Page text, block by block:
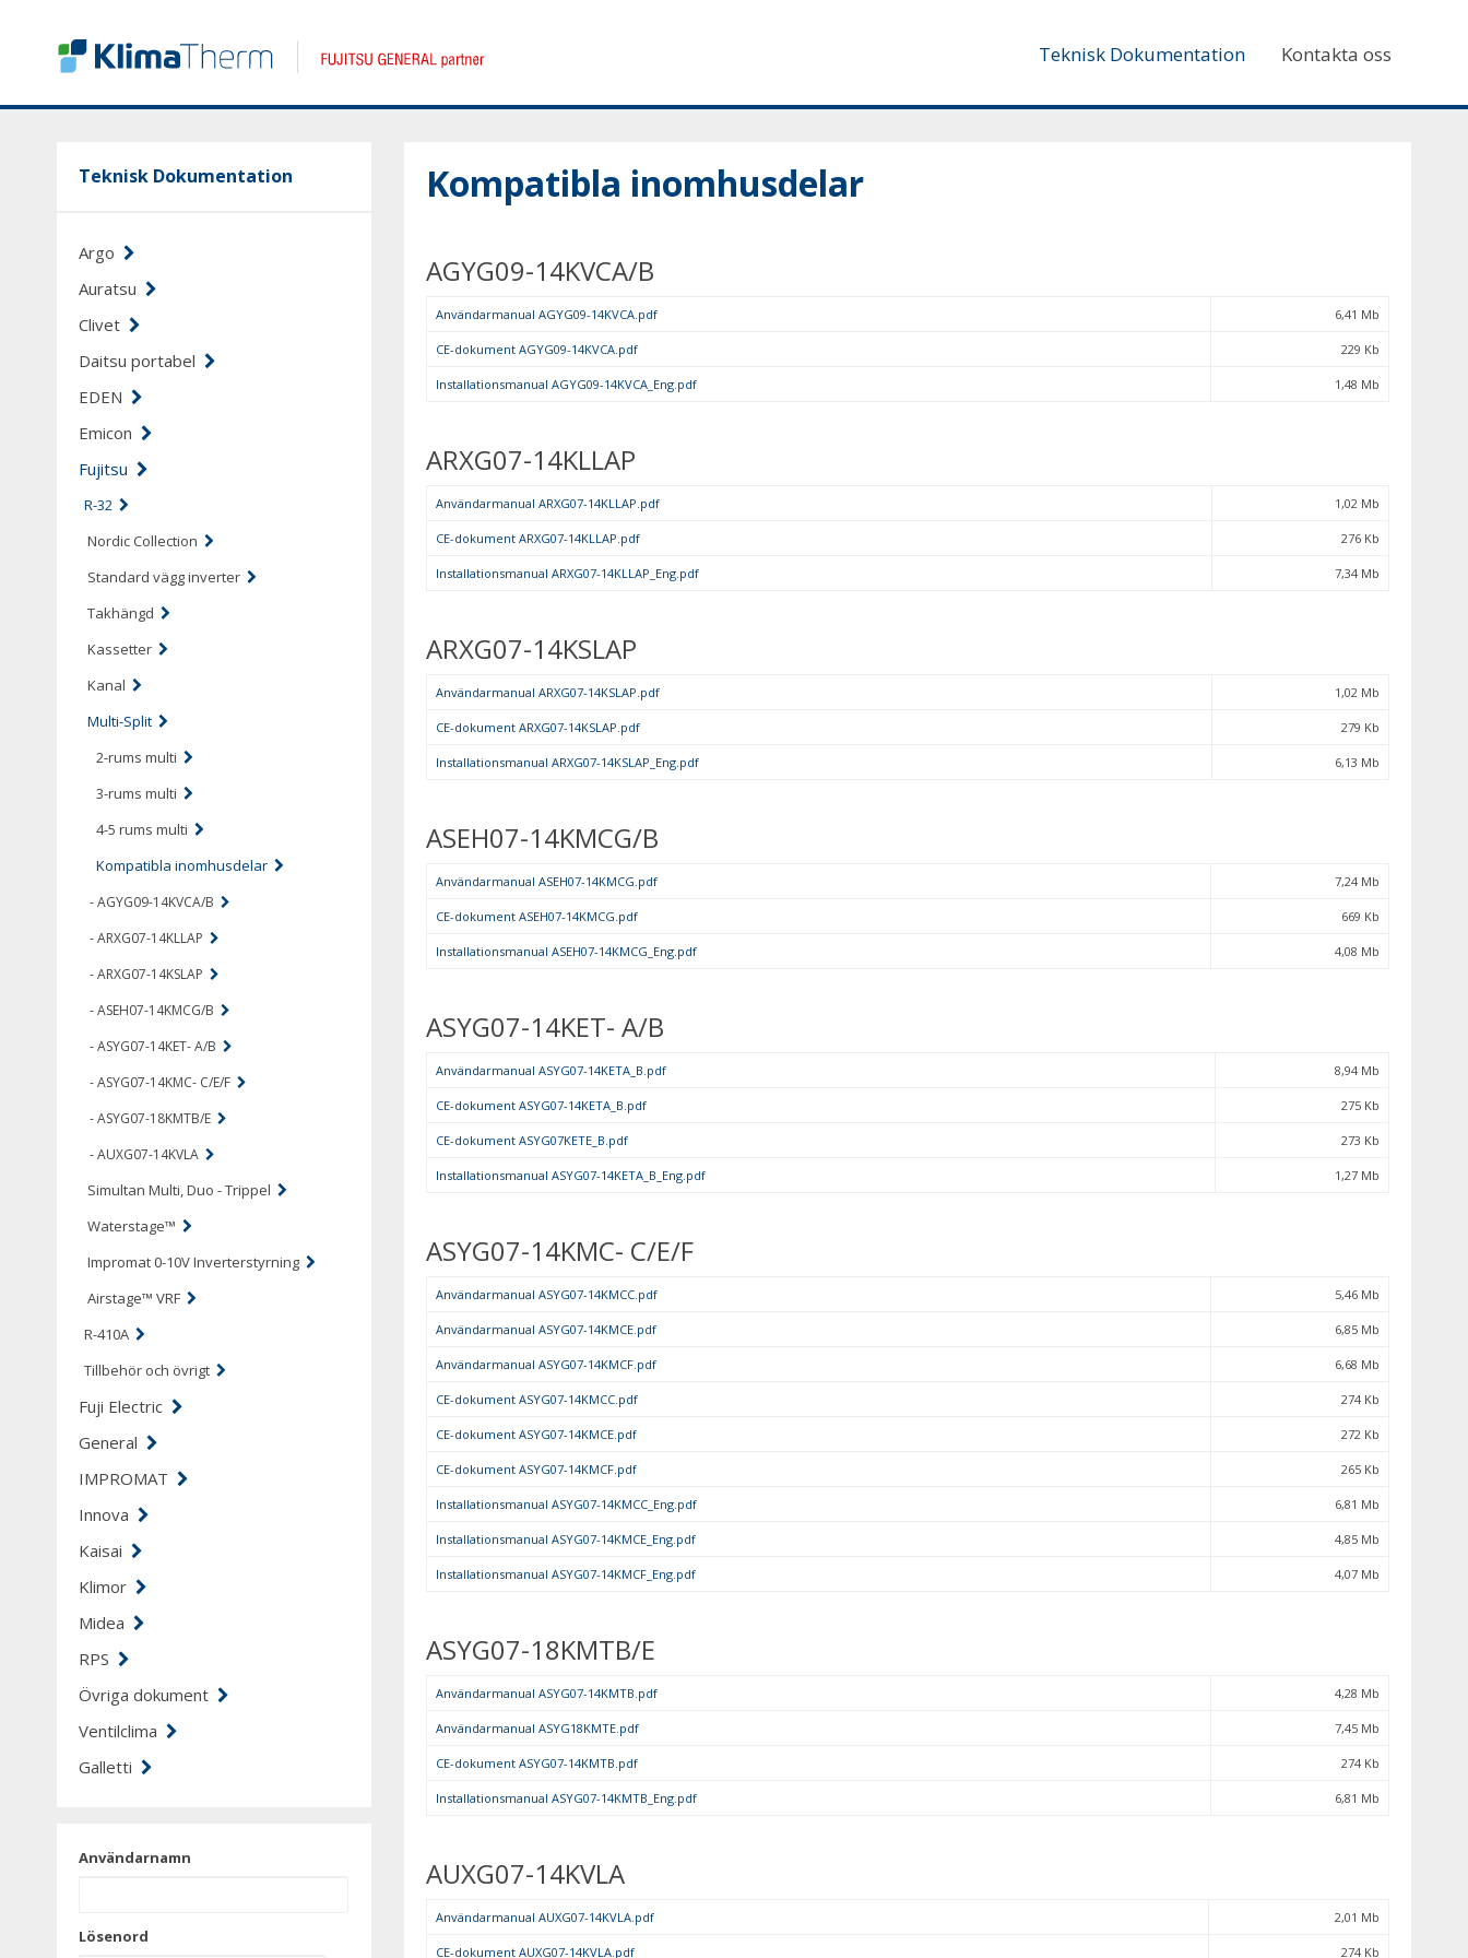
Teknisk Dokumentation Kontakta oss
Teknisk Dokumentation
Argo
Auratsu
Clivet
Daitsu portabel
EDEN
Emicon
Fujitsu
R-32
Nordic Collection
Standard vägg inverter
Takhängd
Kassetter
Kanal
Multi-Split
2-rums multi
3-rums multi
4-5 rums multi
Kompatibla inomhusdelar
- AGYG09-14KVCA/B
- ARXG07-14KLLAP
- ARXG07-14KSLAP
- ASEH07-14KMCG/B
- ASYG07-14KET- A/B
- ASYG07-14KMC- C/E/F
- ASYG07-18KMTB/E
- AUXG07-14KVLA
Simultan Multi, Duo - Trippel
Waterstage™
Impromat 0-10V Inverterstyrning
Airstage™ VRF
R-410A
Tillbehör och övrigt
Fuji Electric
General
IMPROMAT
Innova
Kaisai
Klimor
Midea
RPS
Övriga dokument
Ventilclima
Galletti
Användarnamn
Lösenord
Kompatibla inomhusdelar
AGYG09-14KVCA/B
Användarmanual AGYG09-14KVCA.pdf 6,41 Mb
CE-dokument AGYG09-14KVCA.pdf 229 Kb
Installationsmanual AGYG09-14KVCA_Eng.pdf 1,48 Mb
ARXG07-14KLLAP
Användarmanual ARXG07-14KLLAP.pdf 1,02 Mb
CE-dokument ARXG07-14KLLAP.pdf 276 Kb
Installationsmanual ARXG07-14KLLAP_Eng.pdf 7,34 Mb
ARXG07-14KSLAP
Användarmanual ARXG07-14KSLAP.pdf 1,02 Mb
CE-dokument ARXG07-14KSLAP.pdf 279 Kb
Installationsmanual ARXG07-14KSLAP_Eng.pdf 6,13 Mb
ASEH07-14KMCG/B
Användarmanual ASEH07-14KMCG.pdf 7,24 Mb
CE-dokument ASEH07-14KMCG.pdf 669 Kb
Installationsmanual ASEH07-14KMCG_Eng.pdf 4,08 Mb
ASYG07-14KET- A/B
Användarmanual ASYG07-14KETA_B.pdf 8,94 Mb
CE-dokument ASYG07-14KETA_B.pdf 275 Kb
CE-dokument ASYG07KETE_B.pdf 273 Kb
Installationsmanual ASYG07-14KETA_B_Eng.pdf 1,27 Mb
ASYG07-14KMC- C/E/F
Användarmanual ASYG07-14KMCC.pdf 5,46 Mb
Användarmanual ASYG07-14KMCE.pdf 6,85 Mb
Användarmanual ASYG07-14KMCF.pdf 6,68 Mb
CE-dokument ASYG07-14KMCC.pdf 274 Kb
CE-dokument ASYG07-14KMCE.pdf 272 Kb
CE-dokument ASYG07-14KMCF.pdf 265 Kb
Installationsmanual ASYG07-14KMCC_Eng.pdf 6,81 Mb
Installationsmanual ASYG07-14KMCE_Eng.pdf 4,85 Mb
Installationsmanual ASYG07-14KMCF_Eng.pdf 4,07 Mb
ASYG07-18KMTB/E
Användarmanual ASYG07-14KMTB.pdf 4,28 Mb
Användarmanual ASYG18KMTE.pdf 7,45 Mb
CE-dokument ASYG07-14KMTB.pdf 274 Kb
Installationsmanual ASYG07-14KMTB_Eng.pdf 6,81 Mb
AUXG07-14KVLA
Användarmanual AUXG07-14KVLA.pdf 2,01 Mb
CE-dokument AUXG07-14KVLA.pdf 274 Kb